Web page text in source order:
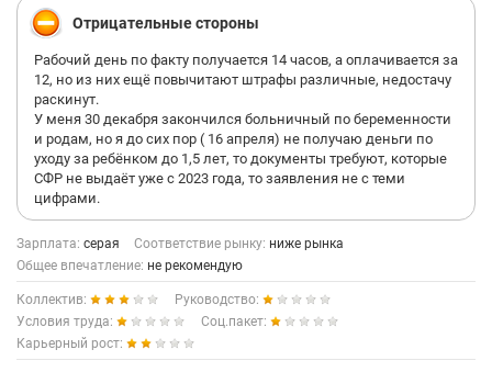
Отрицательные стороны
Рабочий день по факту получается 14 часов, а оплачивается за
12, но из них ещё повычитают штрафы различные, недостачу
раскинут.
У меня 30 декабря закончился больничный по беременности
и родам, но я до сих пор ( 16 апреля) не получаю деньги по
уходу за ребёнком до 1,5 лет, то документы требуют, которые
СФР не выдаёт уже с 2023 года, то заявления не с теми
цифрами.
Зарплата: серая Соответствие рынку: ниже рынка
Общее впечатление: не рекомендую
Коллектив:
Руководство:
Условия труда:
Соц.пакет:
Карьерный рост: